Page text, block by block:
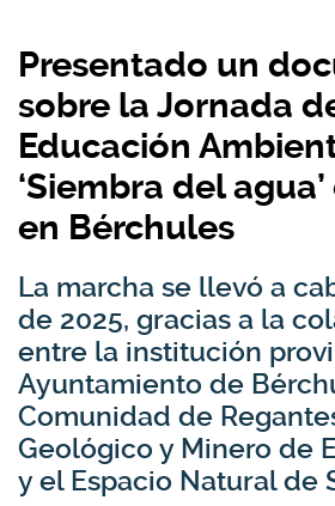
Presentado un
sobre la Jornada
Educación
‘Siembra del
en Bérchules
La marcha se llevó a
de 2025, gracias a la
entre la institución
Ayuntamiento de
Comunidad de
Geológico y Minero de
y el Espacio Natural de